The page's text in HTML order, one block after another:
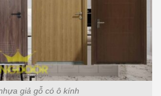
giả gỗ có ô kính